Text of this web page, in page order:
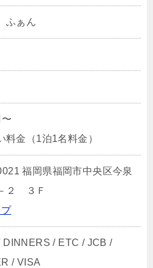
ふぁん
料金（1泊1名料金）
福岡県福岡市中央区今泉
２ ３Ｆ
DINNERS / ETC / JCB /
/ VISA